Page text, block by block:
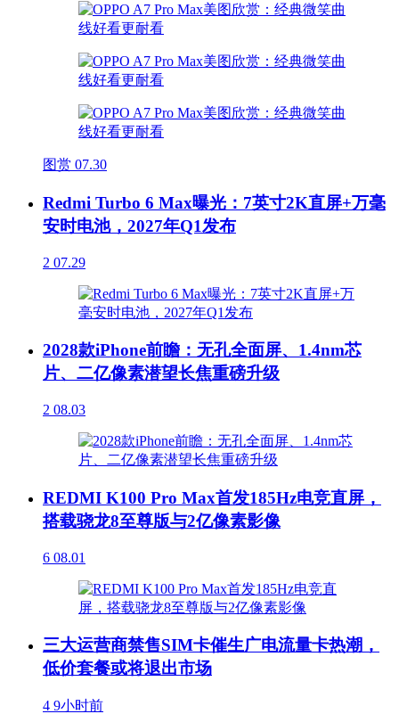
图赏 07.30
Redmi Turbo 6 Max曝光：7英寸2K直屏+万毫
安时电池，2027年Q1发布
2 07.29
2028款iPhone前瞻：无孔全面屏、1.4nm芯
片、二亿像素潜望长焦重磅升级
2 08.03
REDMI K100 Pro Max首发185Hz电竞直屏，
搭载骁龙8至尊版与2亿像素影像
6 08.01
三大运营商禁售SIM卡催生广电流量卡热潮，
低价套餐或将退出市场
4 9小时前